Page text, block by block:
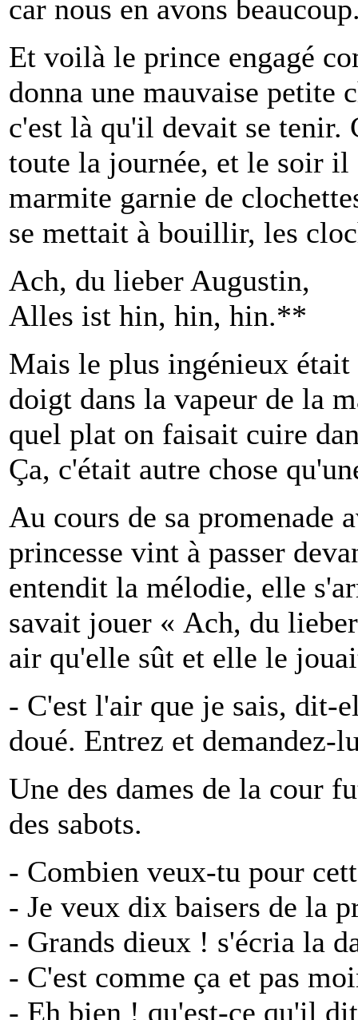
car nous en avons
Et voilà le prince engagé
donna une mauvaise petite
c'est là qu'il devait se tenir.
toute la journée, et le soir
marmite garnie de
se mettait à bouillir, les
Ach, du lieber Augustin,
Alles ist hin, hin, hin.**
Mais le plus ingénieux
doigt dans la vapeur de la
quel plat on faisait cuire
Ça, c'était autre chose
Au cours de sa promenade
princesse vint à passer
entendit la mélodie, elle
savait jouer « Ach, du
air qu'elle sût et elle le
- C'est l'air que je sais, dit-
doué. Entrez et demandez-
Une des dames de la cour
des sabots.
- Combien veux-tu pour
- Je veux dix baisers de la
- Grands dieux ! s'écria la
- C'est comme ça et pas
- Eh bien ! qu'est-ce qu'il